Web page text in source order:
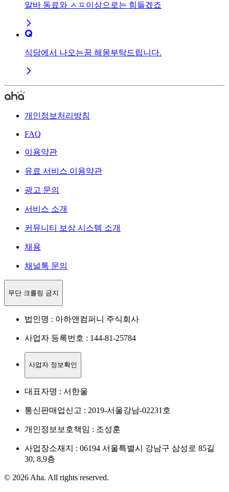
알바 동료와 ㅅㅍ이상으로는 힘들겠죠
식당에서 나오는꿈 해몽부탁드립니다.
개인정보처리방침
FAQ
이용약관
유료 서비스 이용약관
광고 문의
서비스 소개
커뮤니티 보상 시스템 소개
채용
채널톡 문의
무단 크롤링 금지
법인명 : 아하앤컴퍼니 주식회사
사업자 등록번호 : 144-81-25784
사업자 정보확인
대표자명 : 서한울
통신판매업신고 : 2019-서울강남-02231호
개인정보보호책임 : 조성훈
사업장소재지 : 06194 서울특별시 강남구 삼성로 85길
30, 8,9층
© 2026 Aha. All rights reserved.